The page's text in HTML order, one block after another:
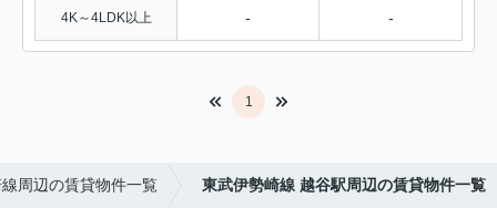
4K～4LDK以上 - -
1
周辺の賃貸物件一覧 東武伊勢崎線 越谷駅周辺の賃貸物件一覧